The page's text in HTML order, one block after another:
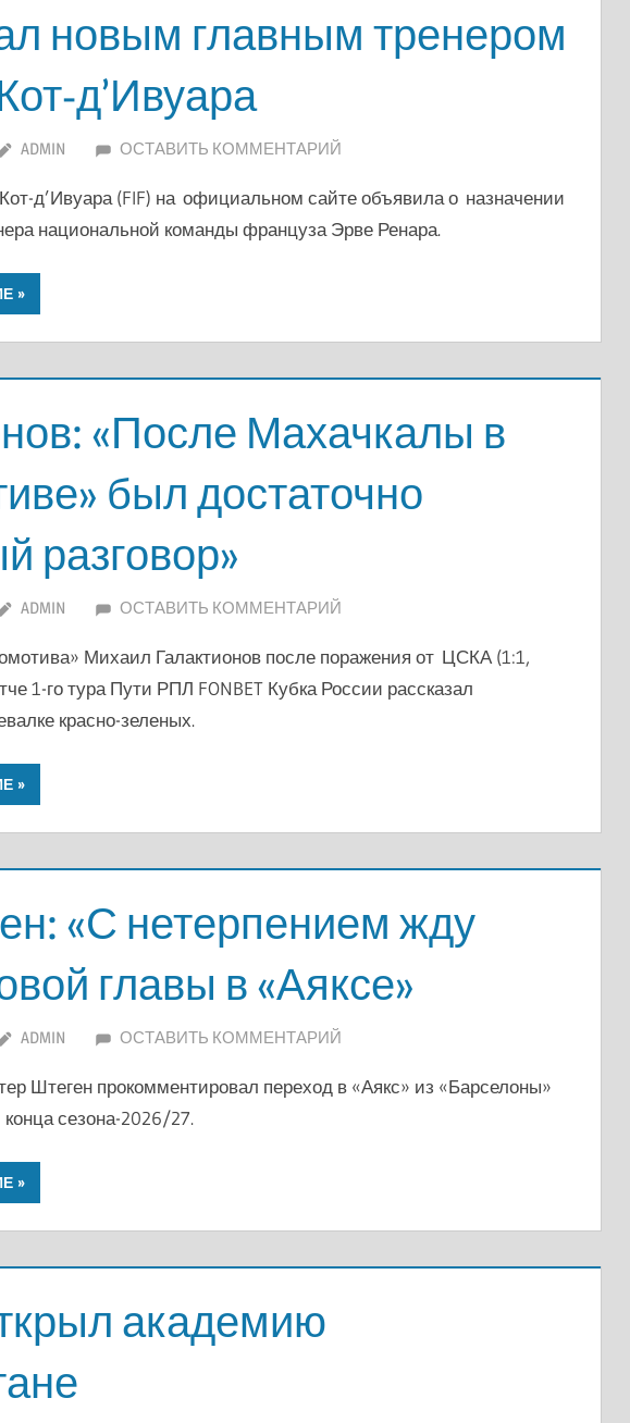
новым главным тренером
д’Ивуара
ADMIN ОСТАВИТЬ КОММЕНТАРИЙ
д’Ивуара (FIF) на официальном сайте объявила о назначении
национальной команды француза Эрве Ренара.
«После Махачкалы в
был достаточно
разговор»
ADMIN ОСТАВИТЬ КОММЕНТАРИЙ
Михаил Галактионов после поражения от ЦСКА (1:1,
1-го тура Пути РПЛ FONBET Кубка России рассказал
красно-зеленых.
«С нетерпением жду
главы в «Аяксе»
ADMIN ОСТАВИТЬ КОММЕНТАРИЙ
Штеген прокомментировал переход в «Аякс» из «Барселоны»
сезона-2026/27.
академию